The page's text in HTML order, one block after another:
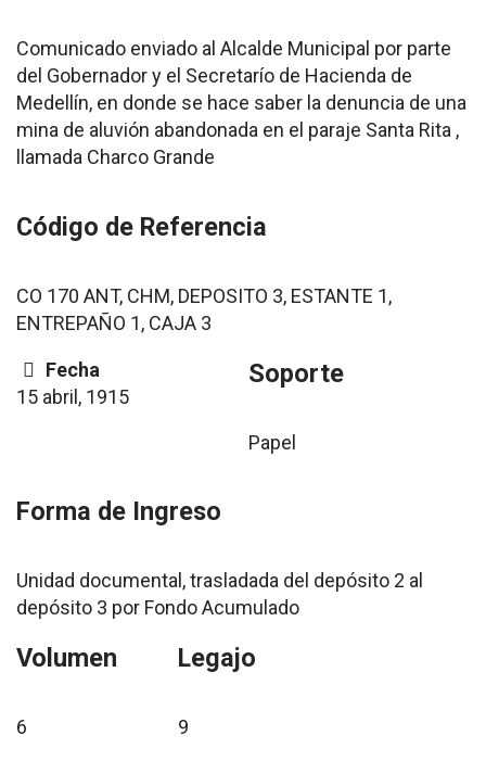
Comunicado enviado al Alcalde Municipal por parte
del Gobernador y el Secretarío de Hacienda de
Medellín, en donde se hace saber la denuncia de una
mina de aluvión abandonada en el paraje Santa Rita ,
llamada Charco Grande
Código de Referencia
CO 170 ANT, CHM, DEPOSITO 3, ESTANTE 1,
ENTREPAÑO 1, CAJA 3
Fecha
15 abril, 1915
Soporte
Papel
Forma de Ingreso
Unidad documental, trasladada del depósito 2 al
depósito 3 por Fondo Acumulado
Volumen
6
Legajo
9